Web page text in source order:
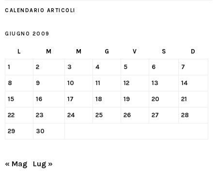
CALENDARIO ARTICOLI
GIUGNO 2009
L M M G V S D
1 2 3 4 5 6 7
8 9 10 11 12 13 14
15 16 17 18 19 20 21
22 23 24 25 26 27 28
29 30
« Mag Lug »